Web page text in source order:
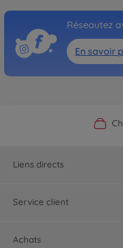
Réseautez
En savoir
Boutique
Liens directs
Service client
Achats